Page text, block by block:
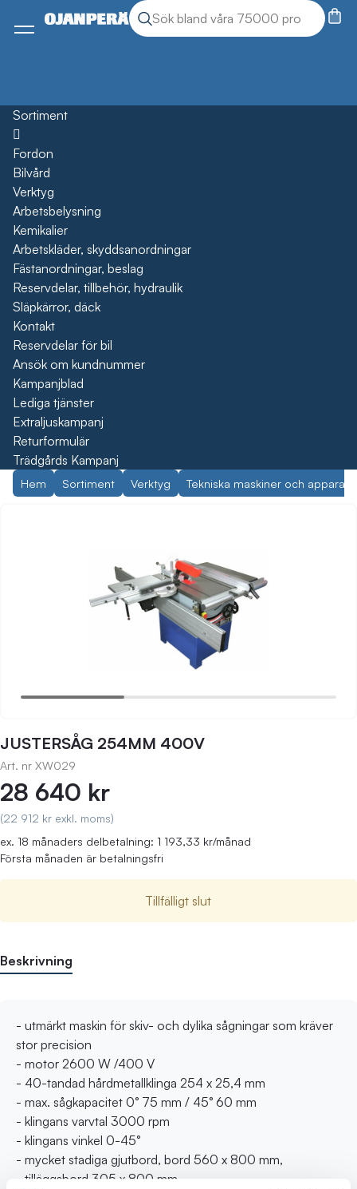
Sök produkter
Sök
Meny
Sortiment
Öppna
Fordon
Bilvård
Verktyg
Arbetsbelysning
Kemikalier
Arbetskläder, skyddsanordningar
Fästanordningar, beslag
Reservdelar, tillbehör, hydraulik
Släpkärror, däck
Kontakt
Reservdelar för bil
Ansök om kundnummer
Kampanjblad
Lediga tjänster
Extraljuskampanj
Returformulär
Trädgårds Kampanj
Hem Sortiment Verktyg Tekniska maskiner och
JUSTERSÅG 254MM 400V
Art. nr XW029
28 640 kr
(22 912 kr exkl. moms)
ex. 18 månaders delbetalning: 1 193,33 kr/månad
Första månaden är betalningsfri
Tillfälligt slut
Beskrivning
- utmärkt maskin för skiv- och dylika sågningar som kräver
stor precision
- motor 2600 W /400 V
- 40-tandad hårdmetallklinga 254 x 25,4 mm
- max. sågkapacitet 0° 75 mm / 45° 60 mm
- klingans varvtal 3000 rpm
- klingans vinkel 0-45°
- mycket stadiga gjutbord, bord 560 x 800 mm,
- tilläggsbord 305 x 800 mm